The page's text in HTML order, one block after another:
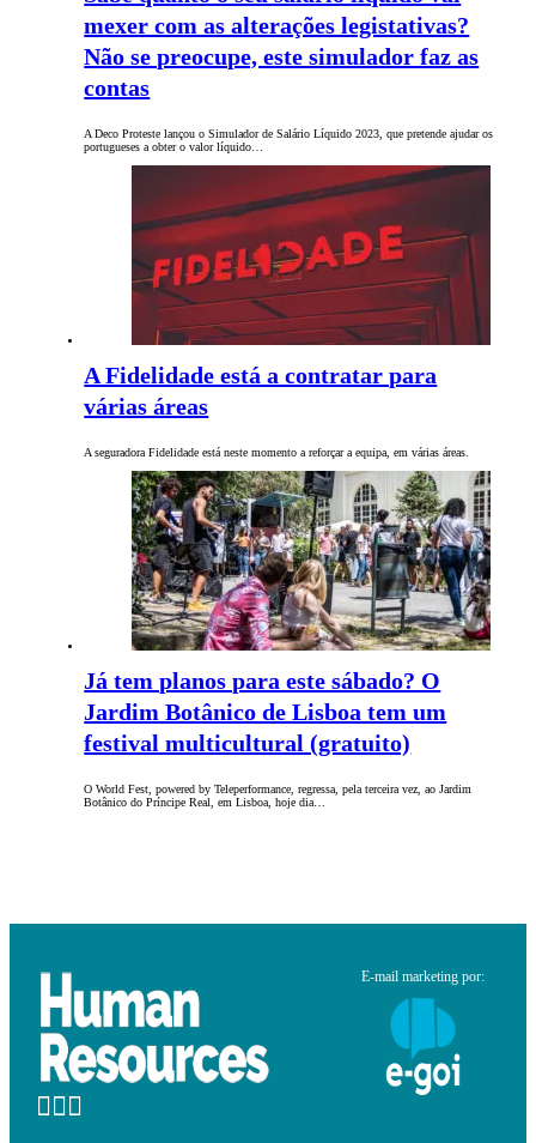
mexer com as alterações legistativas?
Não se preocupe, este simulador faz as
contas
A Deco Proteste lançou o Simulador de Salário Líquido 2023, que pretende ajudar os
portugueses a obter o valor líquido…
A Fidelidade está a contratar para
várias áreas
A seguradora Fidelidade está neste momento a reforçar a equipa, em várias áreas.
Já tem planos para este sábado? O
Jardim Botânico de Lisboa tem um
festival multicultural (gratuito)
O World Fest, powered by Teleperformance, regressa, pela terceira vez, ao Jardim
Botânico do Príncipe Real, em Lisboa, hoje dia…
E-mail marketing por: